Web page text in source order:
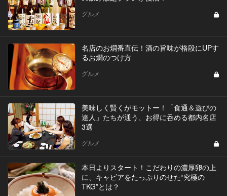
グルメ
名店のお燗番直伝！酒の旨味が格段にUPす
るお燗のつけ方
グルメ
美味しく賢くがモットー！「食通＆遊びの
達人」たちが通う、お得に呑める都内名店
3選
グルメ
本日よりスタート！こだわりの濃厚卵の上
に、キャビアをたっぷりのせた“究極の
TKG”とは？